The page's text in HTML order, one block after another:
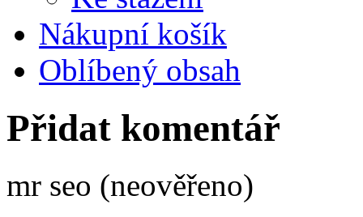
Nákupní košík
Oblíbený obsah
Přidat komentář
mr seo (neověřeno)